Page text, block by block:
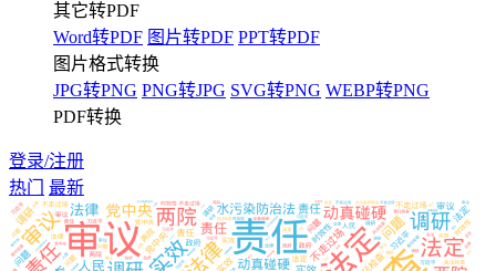
其它转PDF
Word转PDF 图片转PDF PPT转PDF
图片格式转换
JPG转PNG PNG转JPG SVG转PNG WEBP转PNG
PDF转换
登录/注册
热门
最新